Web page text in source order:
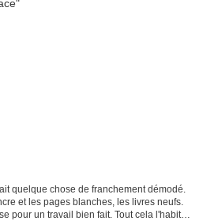
quelque chose de franchement démodé.
et les pages blanches, les livres neufs.
pour un travail bien fait. Tout cela l'habite